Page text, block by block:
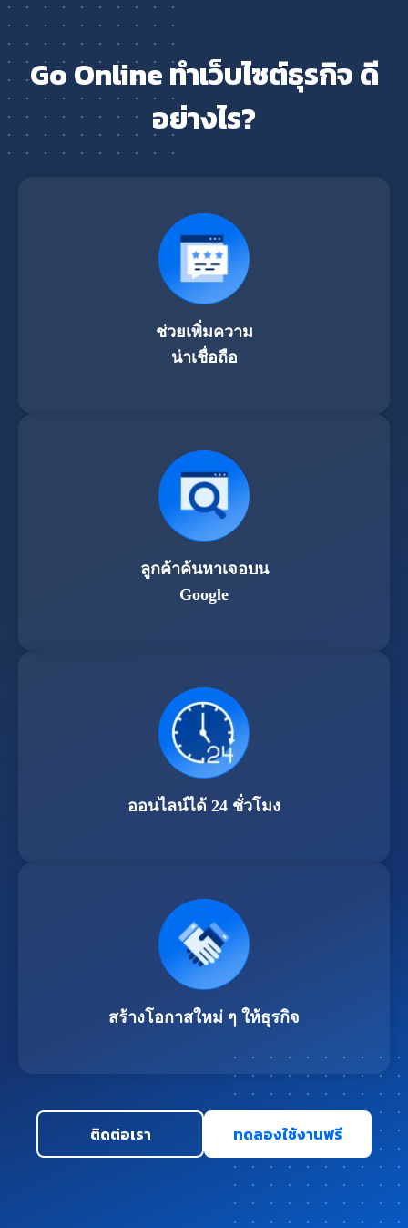
Go Online ทำเว็บไซต์ธุรกิจ ดี
อย่างไร?
ช่วยเพิ่มความ
น่าเชื่อถือ
ลูกค้าค้นหาเจอบน
Google
ออนไลน์ได้ 24 ชั่วโมง
สร้างโอกาสใหม่ ๆ ให้ธุรกิจ
ติดต่อเรา ทดลองใช้งานฟรี